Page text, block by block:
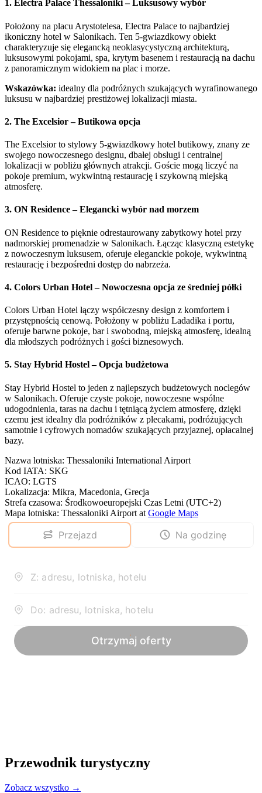
1. Electra Palace Thessaloniki – Luksusowy wybór
Położony na placu Arystotelesa, Electra Palace to najbardziej
ikoniczny hotel w Salonikach. Ten 5-gwiazdkowy obiekt
charakteryzuje się elegancką neoklasycystyczną architekturą,
luksusowymi pokojami, spa, krytym basenem i restauracją na dachu
z panoramicznym widokiem na plac i morze.
Wskazówka: idealny dla podróżnych szukających wyrafinowanego
luksusu w najbardziej prestiżowej lokalizacji miasta.
2. The Excelsior – Butikowa opcja
The Excelsior to stylowy 5-gwiazdkowy hotel butikowy, znany ze
swojego nowoczesnego designu, dbałej obsługi i centralnej
lokalizacji w pobliżu głównych atrakcji. Goście mogą liczyć na
pokoje premium, wykwintną restaurację i szykowną miejską
atmosferę.
3. ON Residence – Elegancki wybór nad morzem
ON Residence to pięknie odrestaurowany zabytkowy hotel przy
nadmorskiej promenadzie w Salonikach. Łącząc klasyczną estetykę
z nowoczesnym luksusem, oferuje eleganckie pokoje, wykwintną
restaurację i bezpośredni dostęp do nabrzeża.
4. Colors Urban Hotel – Nowoczesna opcja ze średniej półki
Colors Urban Hotel łączy współczesny design z komfortem i
przystępnością cenową. Położony w pobliżu Ladadika i portu,
oferuje barwne pokoje, bar i swobodną, miejską atmosferę, idealną
dla młodszych podróżnych i gości biznesowych.
5. Stay Hybrid Hostel – Opcja budżetowa
Stay Hybrid Hostel to jeden z najlepszych budżetowych noclegów
w Salonikach. Oferuje czyste pokoje, nowoczesne wspólne
udogodnienia, taras na dachu i tętniącą życiem atmosferę, dzięki
czemu jest idealny dla podróżników z plecakami, podróżujących
samotnie i cyfrowych nomadów szukających przyjaznej, opłacalnej
bazy.
Nazwa lotniska: Thessaloniki International Airport
Kod IATA: SKG
ICAO: LGTS
Lokalizacja: Mikra, Macedonia, Grecja
Strefa czasowa: Środkowoeuropejski Czas Letni (UTC+2)
Mapa lotniska: Thessaloniki Airport at Google Maps
Przewodnik turystyczny
Zobacz wszystko →